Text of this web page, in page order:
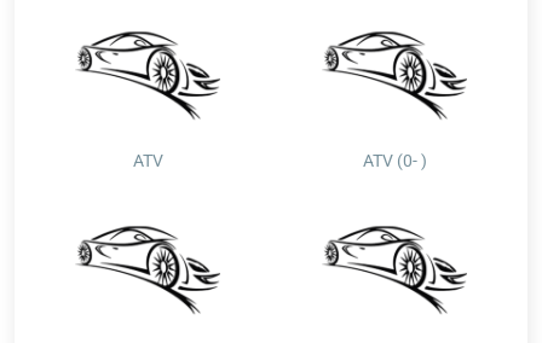
ATV ATV (0- )